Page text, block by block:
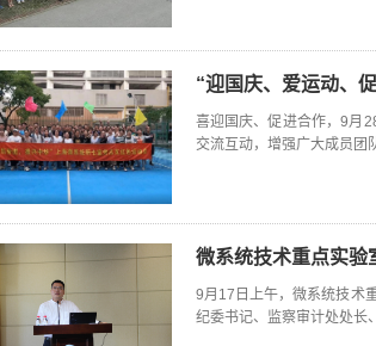
“迎国庆、爱运动、
喜迎国庆、促进合作，9月
交流互动，增强广大成员团
微系统技术重点实验
9月17日上午，微系统技术
纪委书记、监察审计处处长